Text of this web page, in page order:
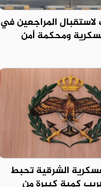
المراجعين في
ومحكمة أمن
الشرقية تحبط